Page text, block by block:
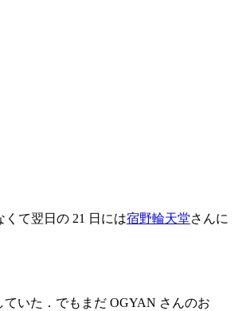
て翌日の 21 日には宿野輪天堂さんに
いた．でもまだ OGYAN さんのお